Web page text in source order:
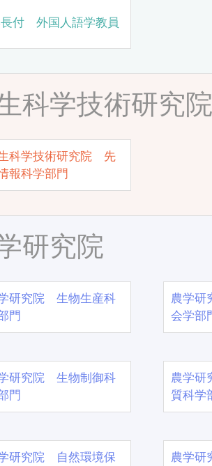
付 外国人語学教員
科学技術研究
科学技術研究院 先
報科学部門
研究院
研究院 生物生産科
門
農学
会学部
研究院 生物制御科
門
農学
質科学
研究院 自然環境保
農学